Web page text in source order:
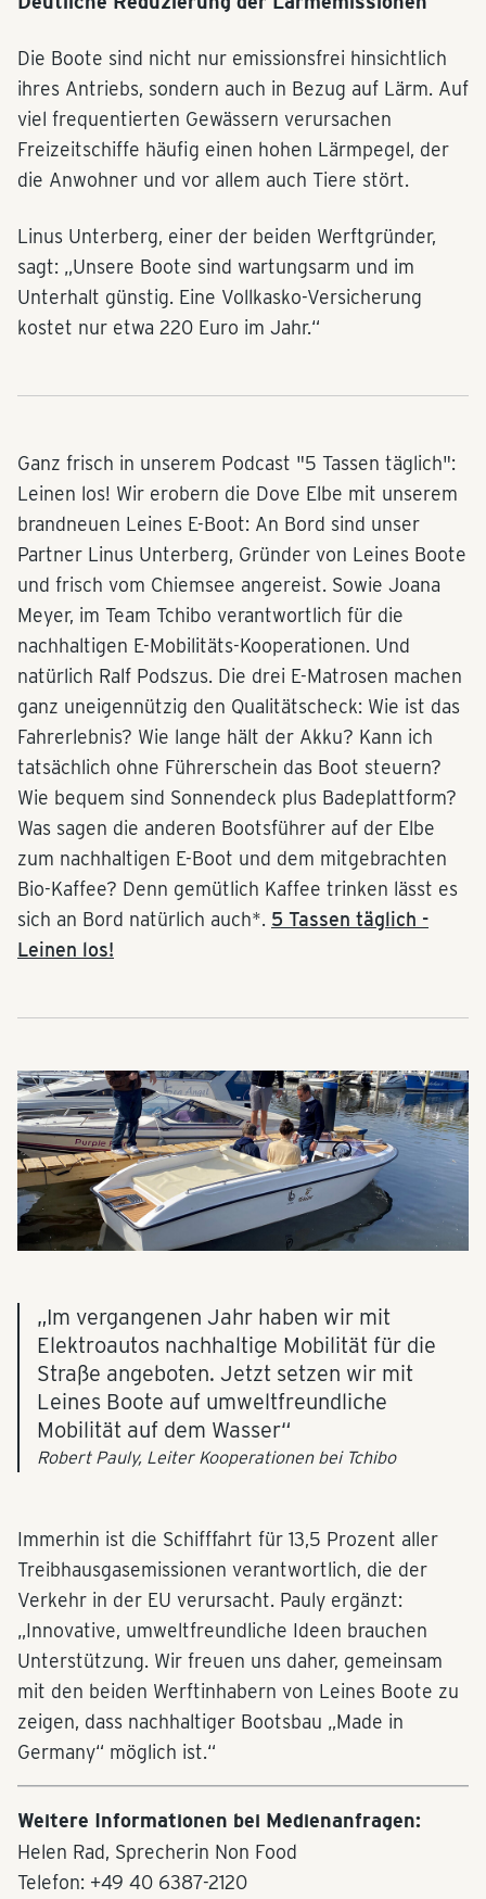
Die Boote sind nicht nur emissionsfrei hinsichtlich
ihres Antriebs, sondern auch in Bezug auf Lärm. Auf
viel frequentierten Gewässern verursachen
Freizeitschiffe häufig einen hohen Lärmpegel, der
die Anwohner und vor allem auch Tiere stört.
Linus Unterberg, einer der beiden Werftgründer,
sagt: „Unsere Boote sind wartungsarm und im
Unterhalt günstig. Eine Vollkasko-Versicherung
kostet nur etwa 220 Euro im Jahr.“
Ganz frisch in unserem Podcast "5 Tassen täglich":
Leinen los! Wir erobern die Dove Elbe mit unserem
brandneuen Leines E-Boot: An Bord sind unser
Partner Linus Unterberg, Gründer von Leines Boote
und frisch vom Chiemsee angereist. Sowie Joana
Meyer, im Team Tchibo verantwortlich für die
nachhaltigen E-Mobilitäts-Kooperationen. Und
natürlich Ralf Podszus. Die drei E-Matrosen machen
ganz uneigennützig den Qualitätscheck: Wie ist das
Fahrerlebnis? Wie lange hält der Akku? Kann ich
tatsächlich ohne Führerschein das Boot steuern?
Wie bequem sind Sonnendeck plus Badeplattform?
Was sagen die anderen Bootsführer auf der Elbe
zum nachhaltigen E-Boot und dem mitgebrachten
Bio-Kaffee? Denn gemütlich Kaffee trinken lässt es
sich an Bord natürlich auch*. 5 Tassen täglich -
Leinen los!
„Im vergangenen Jahr haben wir mit
Elektroautos nachhaltige Mobilität für die
Straße angeboten. Jetzt setzen wir mit
Leines Boote auf umweltfreundliche
Mobilität auf dem Wasser“
Robert Pauly, Leiter Kooperationen bei Tchibo
Immerhin ist die Schifffahrt für 13,5 Prozent aller
Treibhausgasemissionen verantwortlich, die der
Verkehr in der EU verursacht. Pauly ergänzt:
„Innovative, umweltfreundliche Ideen brauchen
Unterstützung. Wir freuen uns daher, gemeinsam
mit den beiden Werftinhabern von Leines Boote zu
zeigen, dass nachhaltiger Bootsbau „Made in
Germany“ möglich ist.“
Weitere Informationen bei Medienanfragen:
Helen Rad, Sprecherin Non Food
Telefon: +49 40 6387-2120